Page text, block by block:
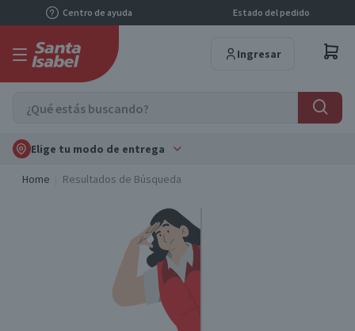
Centro de ayuda Estado del pedido
Ingresar
Elige tu modo de entrega
Home Resultados de Búsqueda